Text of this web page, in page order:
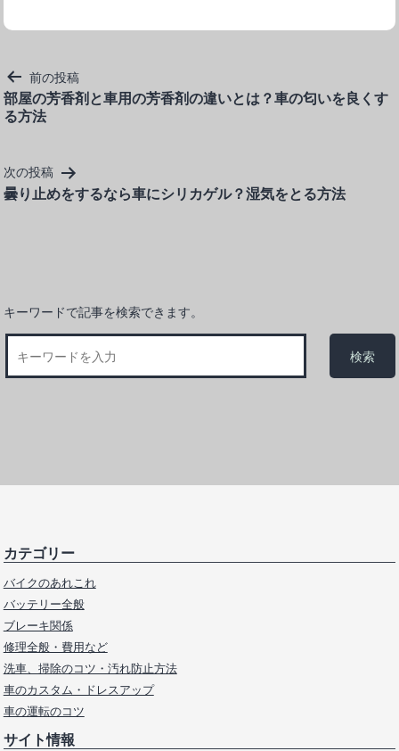
投
稿
ナ
ゲ
ー
シ
前の投稿
部屋の芳香剤と車用の芳香剤の違いとは？車の匂いを良くす
る方法
次の投稿
曇り止めをするなら車にシリカゲル？湿気をとる方法
キーワードで記事を検索できます。
カテゴリー
バイクのあれこれ
バッテリー全般
ブレーキ関係
修理全般・費用など
洗車、掃除のコツ・汚れ防止方法
車のカスタム・ドレスアップ
車の運転のコツ
サイト情報